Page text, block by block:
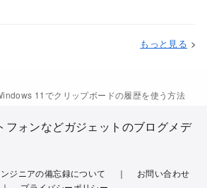
もっと見る >
11でクリップボードの履歴を使う方法
フォンなどガジェットのブログメデ
ジニアの備忘録について
お問い合わせ